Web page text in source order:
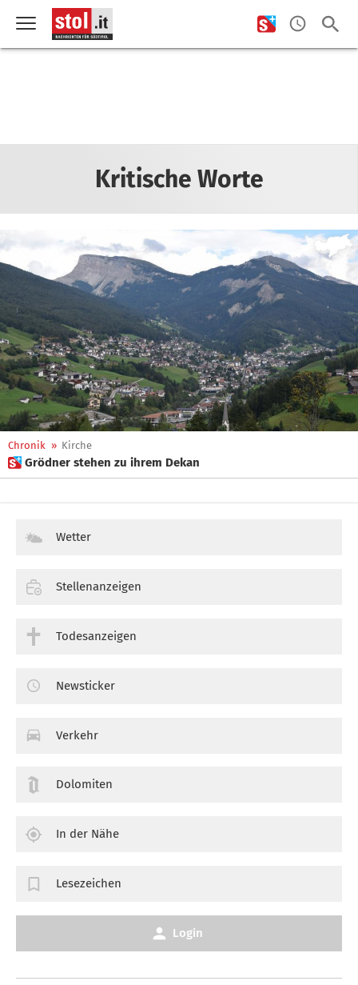
Kritische Worte
Chronik » Kirche
 Grödner stehen zu ihrem Dekan
Wetter
Stellenanzeigen
Todesanzeigen
Newsticker
Verkehr
Dolomiten
In der Nähe
Lesezeichen
Login